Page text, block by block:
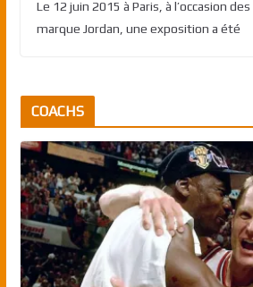
Le 12 juin 2015 à Paris, à l’occasion
marque Jordan, une exposition a été
COACHS